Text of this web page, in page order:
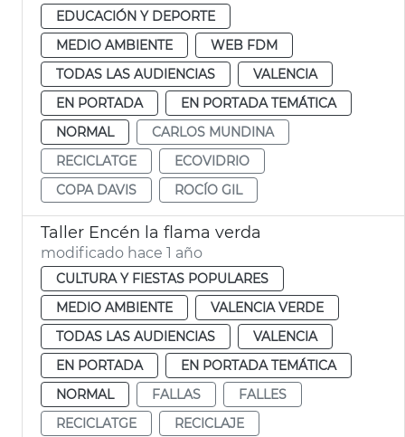
EDUCACIÓN Y DEPORTE
MEDIO AMBIENTE
WEB FDM
TODAS LAS AUDIENCIAS
VALENCIA
EN PORTADA
EN PORTADA TEMÁTICA
NORMAL
CARLOS MUNDINA
RECICLATGE
ECOVIDRIO
COPA DAVIS
ROCÍO GIL
Taller Encén la flama verda
modificado hace 1 año
CULTURA Y FIESTAS POPULARES
MEDIO AMBIENTE
VALENCIA VERDE
TODAS LAS AUDIENCIAS
VALENCIA
EN PORTADA
EN PORTADA TEMÁTICA
NORMAL
FALLAS
FALLES
RECICLATGE
RECICLAJE